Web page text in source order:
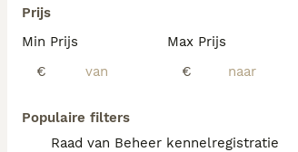
Prijs
Min Prijs
€
Max Prijs
€
Populaire filters
Raad van Beheer kennelregistratie